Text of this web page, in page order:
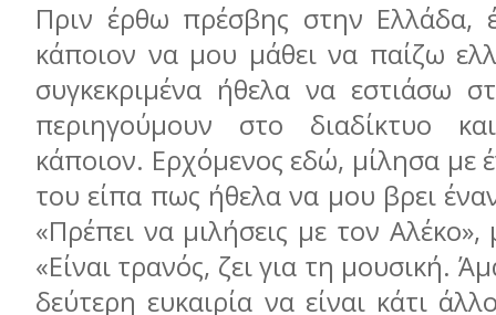
Πριν έρθω πρέσβης στην
κάποιον να μου μάθει να παίζω
συγκεκριμένα ήθελα να εστιάσω
περιηγούμουν στο διαδίκτυο
κάποιον. Ερχόμενος εδώ, μίλησα με
του είπα πως ήθελα να μου βρει
«Πρέπει να μιλήσεις με τον
«Είναι τρανός, ζει για τη μουσική.
δεύτερη ευκαιρία να είναι κάτι